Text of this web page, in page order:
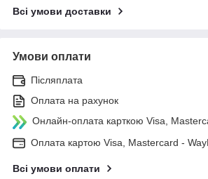
Всі умови доставки
Умови оплати
Післяплата
Оплата на рахунок
Онлайн-оплата карткою Visa,
Оплата картою Visa, Mastercard -
Всі умови оплати